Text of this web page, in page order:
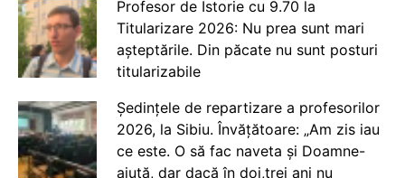
Profesor de Istorie cu 9.70 la
Titularizare 2026: Nu prea sunt mari
așteptările. Din păcate nu sunt posturi
titularizabile
Ședințele de repartizare a profesorilor
2026, la Sibiu. Învățătoare: „Am zis iau
ce este. O să fac naveta și Doamne-
ajută, dar dacă în doi,trei ani nu